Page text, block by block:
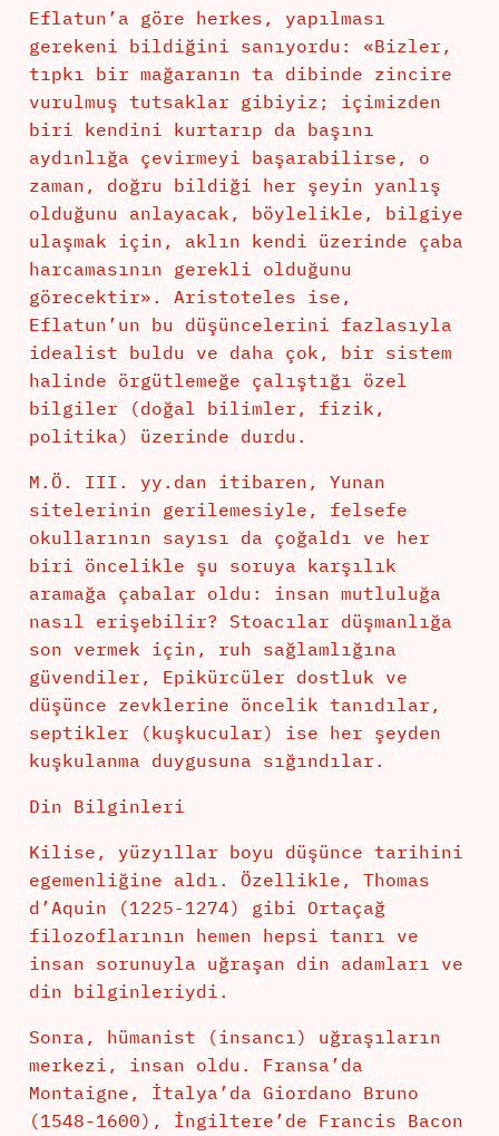
Eflatun’a göre herkes, yapılması
gerekeni bildiğini sanıyordu: «Bizler,
tıpkı bir mağaranın ta dibinde zincire
vurulmuş tutsaklar gibiyiz; içimizden
biri kendini kurtarıp da başını
aydınlığa çevirmeyi başarabilirse, o
zaman, doğru bildiği her şeyin yanlış
olduğunu anlayacak, böylelikle, bilgiye
ulaşmak için, aklın kendi üzerinde çaba
harcamasının gerekli olduğunu
görecektir». Aristoteles ise,
Eflatun’un bu düşüncelerini fazlasıyla
idealist buldu ve daha çok, bir sistem
halinde örgütlemeğe çalıştığı özel
bilgiler (doğal bilimler, fizik,
politika) üzerinde durdu.
M.Ö. III. yy.dan itibaren, Yunan
sitelerinin gerilemesiyle, felsefe
okullarının sayısı da çoğaldı ve her
biri öncelikle şu soruya karşılık
aramağa çabalar oldu: insan mutluluğa
nasıl erişebilir? Stoacılar düşmanlığa
son vermek için, ruh sağlamlığına
güvendiler, Epikürcüler dostluk ve
düşünce zevklerine öncelik tanıdılar,
septikler (kuşkucular) ise her şeyden
kuşkulanma duygusuna sığındılar.
Din Bilginleri
Kilise, yüzyıllar boyu düşünce tarihini
egemenliğine aldı. Özellikle, Thomas
d’Aquin (1225-1274) gibi Ortaçağ
filozoflarının hemen hepsi tanrı ve
insan sorunuyla uğraşan din adamları ve
din bilginleriydi.
Sonra, hümanist (insancı) uğraşıların
merkezi, insan oldu. Fransa’da
Montaigne, İtalya’da Giordano Bruno
(1548-1600), İngiltere’de Francis Bacon